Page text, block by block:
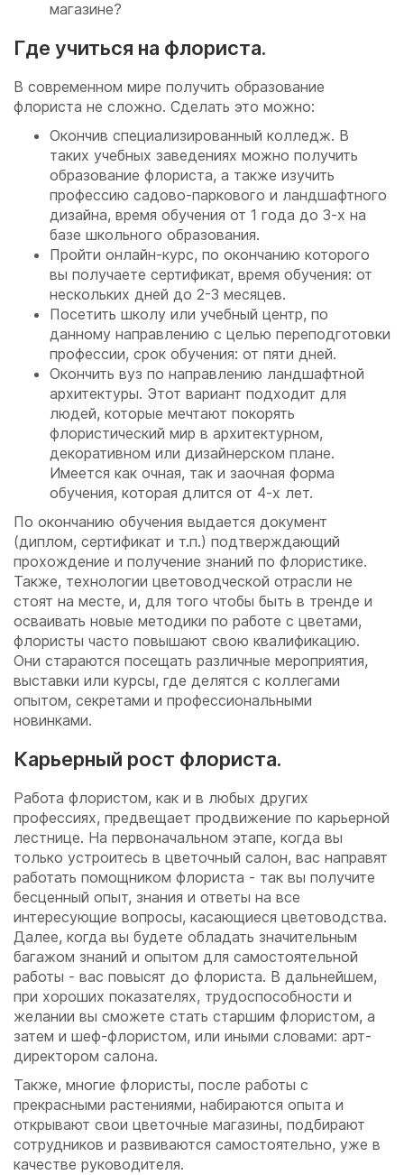
магазине?
Где учиться на флориста.
В современном мире получить образование
флориста не сложно. Сделать это можно:
Окончив специализированный колледж. В
таких учебных заведениях можно получить
образование флориста, а также изучить
профессию садово-паркового и ландшафтного
дизайна, время обучения от 1 года до 3-х на
базе школьного образования.
Пройти онлайн-курс, по окончанию которого
вы получаете сертификат, время обучения: от
нескольких дней до 2-3 месяцев.
Посетить школу или учебный центр, по
данному направлению с целью переподготовки
профессии, срок обучения: от пяти дней.
Окончить вуз по направлению ландшафтной
архитектуры. Этот вариант подходит для
людей, которые мечтают покорять
флористический мир в архитектурном,
декоративном или дизайнерском плане.
Имеется как очная, так и заочная форма
обучения, которая длится от 4-х лет.
По окончанию обучения выдается документ
(диплом, сертификат и т.п.) подтверждающий
прохождение и получение знаний по флористике.
Также, технологии цветоводческой отрасли не
стоят на месте, и, для того чтобы быть в тренде и
осваивать новые методики по работе с цветами,
флористы часто повышают свою квалификацию.
Они стараются посещать различные мероприятия,
выставки или курсы, где делятся с коллегами
опытом, секретами и профессиональными
новинками.
Карьерный рост флориста.
Работа флористом, как и в любых других
профессиях, предвещает продвижение по карьерной
лестнице. На первоначальном этапе, когда вы
только устроитесь в цветочный салон, вас направят
работать помощником флориста - так вы получите
бесценный опыт, знания и ответы на все
интересующие вопросы, касающиеся цветоводства.
Далее, когда вы будете обладать значительным
багажом знаний и опытом для самостоятельной
работы - вас повысят до флориста. В дальнейшем,
при хороших показателях, трудоспособности и
желании вы сможете стать старшим флористом, а
затем и шеф-флористом, или иными словами: арт-
директором салона.
Также, многие флористы, после работы с
прекрасными растениями, набираются опыта и
открывают свои цветочные магазины, подбирают
сотрудников и развиваются самостоятельно, уже в
качестве руководителя.